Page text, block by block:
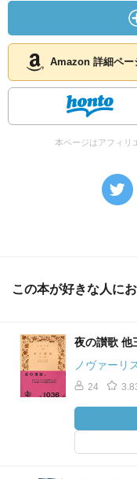
Amazon 詳細ペー
本ページはアフィリ
この本が好きな人に
夜の讃歌 他
ノヴァーリ
24